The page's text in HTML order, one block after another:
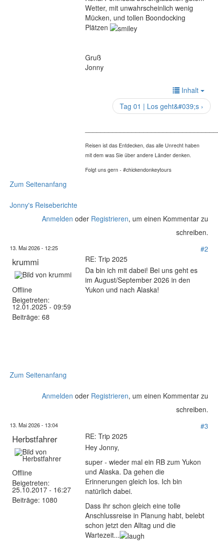
Wetter, mit unwahrscheinlich wenig
Mücken, und tollen Boondocking
Plätzen
Gruß
Jonny
Inhalt
Tag 01 | Los geht&#039;s ›
Reisen ist das Entdecken, das alle Unrecht haben
mit dem was Sie über andere Länder denken.
Folgt uns gern - #chickendonkeytours
Zum Seitenanfang
Jonny's Reiseberichte
Anmelden oder Registrieren, um einen Kommentar zu
schreiben.
13. Mai 2026 - 12:25 #2
krummi
Offline
Beigetreten:
12.01.2025 - 09:59
Beiträge: 68
RE: Trip 2025
Da bin ich mit dabei! Bei uns geht es
im August/September 2026 in den
Yukon und nach Alaska!
Zum Seitenanfang
Anmelden oder Registrieren, um einen Kommentar zu
schreiben.
13. Mai 2026 - 13:04 #3
Herbstfahrer
Offline
Beigetreten:
25.10.2017 - 16:27
Beiträge: 1080
RE: Trip 2025
Hey Jonny,
super - wieder mal ein RB zum Yukon
und Alaska. Da gehen die
Erinnerungen gleich los. Ich bin
natürlich dabei.
Dass ihr schon gleich eine tolle
Anschlussreise in Planung habt, belebt
schon jetzt den Alltag und die
Wartezeit...